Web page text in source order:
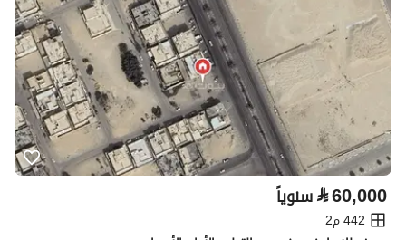
⃁60,000 سنوياً
442 م2